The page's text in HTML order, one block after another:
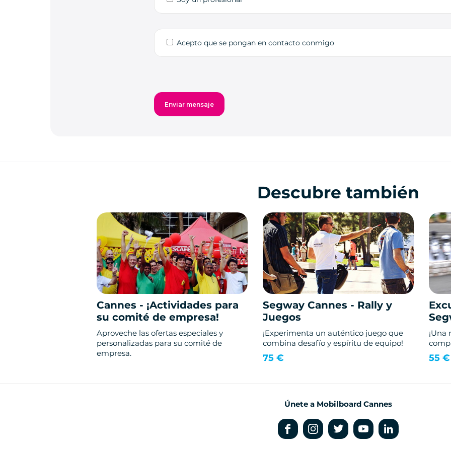
Acepto que se pongan en contacto conmigo
Descubre también
Cannes - ¡Actividades para
su comité de empresa!
Aproveche las ofertas especiales y
personalizadas para su comité de
empresa.
Segway Cannes - Rally y
Juegos
¡Experimenta un auténtico juego que
combina desafío y espíritu de equipo!
75 € 55 €
Únete a Mobilboard Cannes